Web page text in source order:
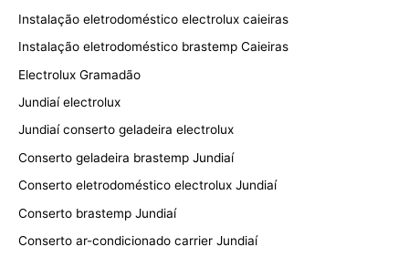
Instalação eletrodoméstico electrolux caieiras
Instalação eletrodoméstico brastemp Caieiras
Electrolux Gramadão
Jundiaí electrolux
Jundiaí conserto geladeira electrolux
Conserto geladeira brastemp Jundiaí
Conserto eletrodoméstico electrolux Jundiaí
Conserto brastemp Jundiaí
Conserto ar-condicionado carrier Jundiaí